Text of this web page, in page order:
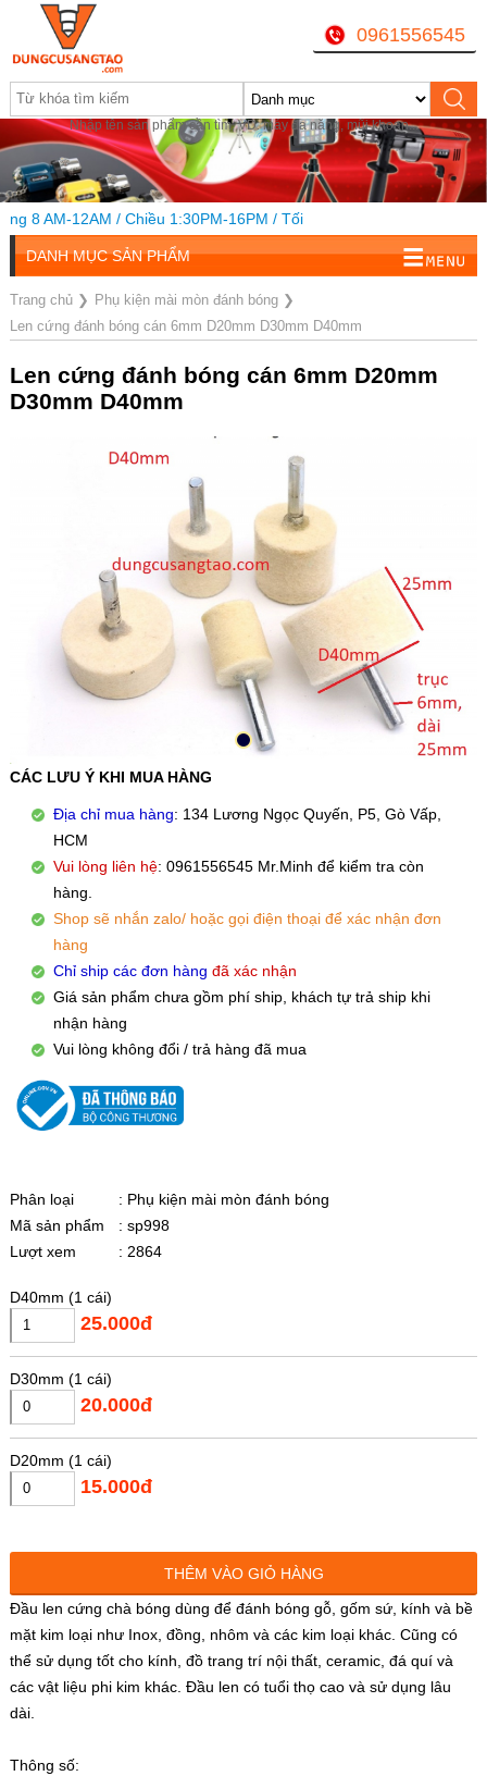
Nhập tên sản phẩm cần tìm, VD: máy đa năng, mũi khoan...
0961556545
AM-12AM / Chiều 1:30PM-16PM / Tối
DANH MỤC SẢN PHẨM
Trang chủ❯ Phụ kiện mài mòn đánh bóng❯
Len cứng đánh bóng cán 6mm D20mm D30mm D40mm
Len cứng đánh bóng cán 6mm D20mm
D30mm D40mm
CÁC LƯU Ý KHI MUA HÀNG
Địa chỉ mua hàng: 134 Lương Ngọc Quyến, P5, Gò Vấp,
HCM
Vui lòng liên hệ: 0961556545 Mr.Minh để kiểm tra còn
hàng.
Shop sẽ nhắn zalo/ hoặc gọi điện thoại để xác nhận đơn
hàng
Chỉ ship các đơn hàng đã xác nhận
Giá sản phẩm chưa gồm phí ship, khách tự trả ship khi
nhận hàng
Vui lòng không đổi / trả hàng đã mua
Phân loại
: Phụ kiện mài mòn đánh bóng
Mã sản phẩm
: sp998
Lượt xem
: 2864
D40mm (1 cái)
25.000đ
D30mm (1 cái)
20.000đ
D20mm (1 cái)
15.000đ
THÊM VÀO GIỎ HÀNG
Đầu len cứng chà bóng dùng để đánh bóng gỗ, gốm sứ, kính và bề
mặt kim loại như Inox, đồng, nhôm và các kim loại khác. Cũng có
thể sử dụng tốt cho kính, đồ trang trí nội thất, ceramic, đá quí và
các vật liệu phi kim khác. Đầu len có tuổi thọ cao và sử dụng lâu
dài.
Thông số: